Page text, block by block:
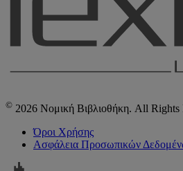
© 2026 Νομική Βιβλιοθήκη. All Rights
Όροι Χρήσης
Ασφάλεια Προσωπικών